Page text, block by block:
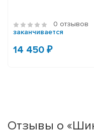
0 отзывов
заканчивается
14 450 ₽
Отзывы о